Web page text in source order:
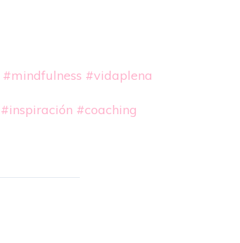
#mindfulness #vidaplena
#inspiración #coaching